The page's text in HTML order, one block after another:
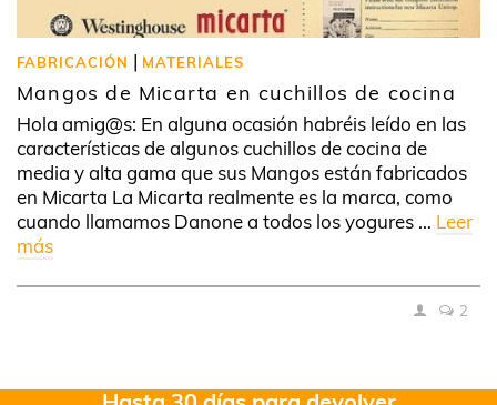
FABRICACIÓN | MATERIALES
Mangos de Micarta en cuchillos de cocina
Hola amig@s: En alguna ocasión habréis leído en las
características de algunos cuchillos de cocina de
media y alta gama que sus Mangos están fabricados
en Micarta La Micarta realmente es la marca, como
cuando llamamos Danone a todos los yogures … Leer
más
2